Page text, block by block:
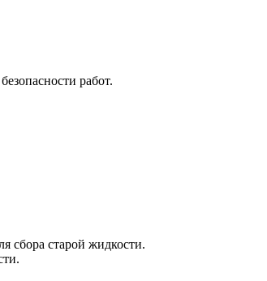
работ.
сбора старой жидкости.